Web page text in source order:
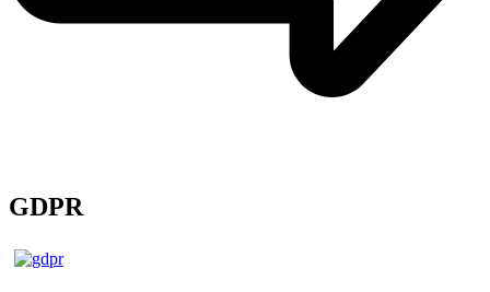
GDPR